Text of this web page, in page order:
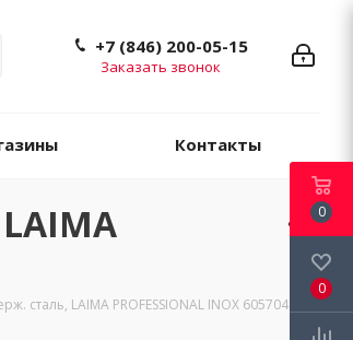
+7 (846) 200-05-15
Заказать звонок
Контакты
сталь, LAIMA PROFESSIONAL INOX 605704
0
0